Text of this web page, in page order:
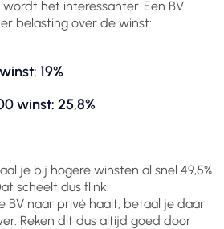
het interessanter. Een BV
belasting over de winst:
19%
winst: 25,8%
je bij hogere winsten al snel 49,5%
scheelt dus flink.
BV naar privé haalt, betaal je daar
Reken dit dus altijd goed door